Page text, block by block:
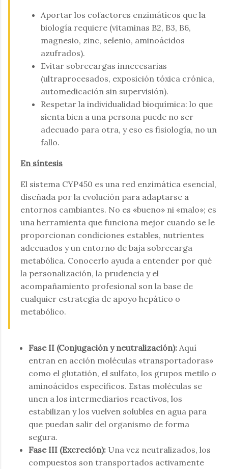
Aportar los cofactores enzimáticos que la
biología requiere (vitaminas B2, B3, B6,
magnesio, zinc, selenio, aminoácidos
azufrados).
Evitar sobrecargas innecesarias
(ultraprocesados, exposición tóxica crónica,
automedicación sin supervisión).
Respetar la individualidad bioquímica: lo que
sienta bien a una persona puede no ser
adecuado para otra, y eso es fisiología, no un
fallo.
En síntesis
El sistema CYP450 es una red enzimática esencial,
diseñada por la evolución para adaptarse a
entornos cambiantes. No es «bueno» ni «malo»; es
una herramienta que funciona mejor cuando se le
proporcionan condiciones estables, nutrientes
adecuados y un entorno de baja sobrecarga
metabólica. Conocerlo ayuda a entender por qué
la personalización, la prudencia y el
acompañamiento profesional son la base de
cualquier estrategia de apoyo hepático o
metabólico.
Fase II (Conjugación y neutralización): Aquí
entran en acción moléculas «transportadoras»
como el glutatión, el sulfato, los grupos metilo o
aminoácidos específicos. Estas moléculas se
unen a los intermediarios reactivos, los
estabilizan y los vuelven solubles en agua para
que puedan salir del organismo de forma
segura.
Fase III (Excreción): Una vez neutralizados, los
compuestos son transportados activamente